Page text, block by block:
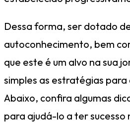
Dessa forma, ser dotado
autoconhecimento, bem
que este é um alvo na sua
simples as estratégias
Abaixo, confira algumas
para ajudá-lo a ter sucesso